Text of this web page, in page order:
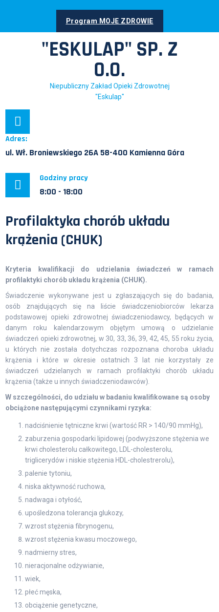
Program MOJE ZDROWIE
"ESKULAP" SP. Z
O.O.
Niepubliczny Zakład Opieki Zdrowotnej
"Eskulap"
Adres:
ul. Wł. Broniewskiego 26A 58-400 Kamienna Góra
Godziny pracy
8:00 - 18:00
Profilaktyka chorób układu
krążenia (CHUK)
Kryteria kwalifikacji do udzielania świadczeń w ramach
profilaktyki chorób układu krążenia (CHUK).
Świadczenie wykonywane jest u zgłaszających się do badania,
osób znajdujących się na liście świadczeniobiorców lekarza
podstawowej opieki zdrowotnej świadczeniodawcy, będących w
danym roku kalendarzowym objętym umową o udzielanie
świadczeń opieki zdrowotnej, w 30, 33, 36, 39, 42, 45, 55 roku życia,
u których nie została dotychczas rozpoznana choroba układu
krążenia i które w okresie ostatnich 3 lat nie korzystały ze
świadczeń udzielanych w ramach profilaktyki chorób układu
krążenia (także u innych świadczeniodawców).
W szczególności, do udziału w badaniu kwalifikowane są osoby
obciążone następującymi czynnikami ryzyka:
nadciśnienie tętniczne krwi (wartość RR > 140/90 mmHg),
zaburzenia gospodarki lipidowej (podwyższone stężenia we
krwi cholesterolu całkowitego, LDL-cholesterolu,
triglicerydów i niskie stężenia HDL-cholestrerolu),
palenie tytoniu,
niska aktywność ruchowa,
nadwaga i otyłość,
upośledzona tolerancja glukozy,
wzrost stężenia fibrynogenu,
wzrost stężenia kwasu moczowego,
nadmierny stres,
nieracjonalne odżywianie,
wiek,
płeć męska,
obciążenie genetyczne,